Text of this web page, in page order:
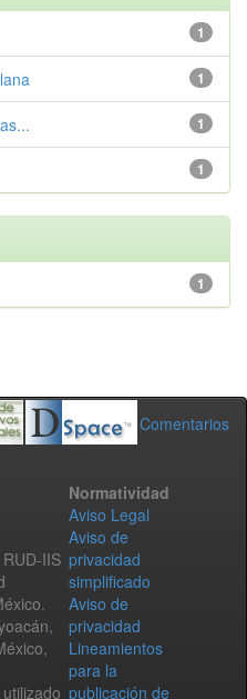
1
1
1
1
1
Comentarios
IIS
Normatividad
Aviso Legal
Aviso de
privacidad
simplificado
Aviso de
privacidad
Lineamientos
para la
publicación de